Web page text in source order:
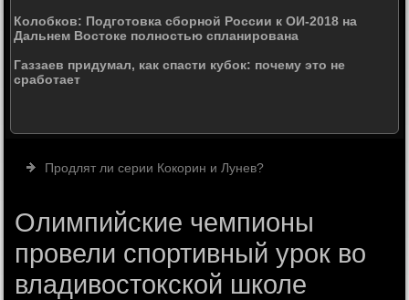
Колобков: Подготовка сборной России к ОИ-2018 на
Дальнем Востоке полностью спланирована
Газзаев придумал, как спасти кубок: почему это не
сработает
Продлят ли серии Кокорин и Лунев?
Олимпийские чемпионы
провели спортивный урок во
владивостокской школе